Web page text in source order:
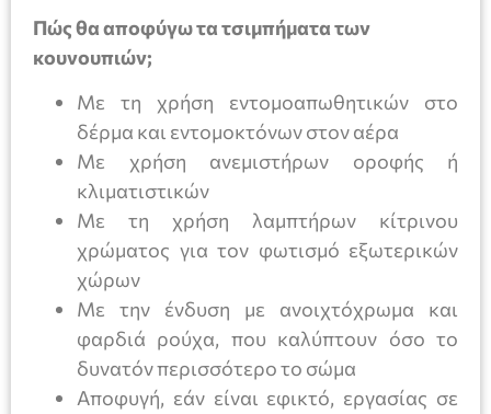
Πώς θα αποφύγω τα τσιμπήματα των
κουνουπιών;
Με τη χρήση εντομοαπωθητικών στο
δέρμα και εντομοκτόνων στον αέρα
Με χρήση ανεμιστήρων οροφής ή
κλιματιστικών
Με τη χρήση λαμπτήρων κίτρινου
χρώματος για τον φωτισμό εξωτερικών
χώρων
Με την ένδυση με ανοιχτόχρωμα και
φαρδιά ρούχα, που καλύπτουν όσο το
δυνατόν περισσότερο το σώμα
Αποφυγή, εάν είναι εφικτό, εργασίας σε